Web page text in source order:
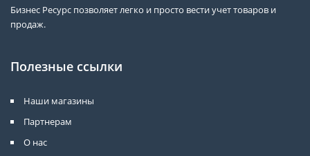
Бизнес Ресурс позволяет легко и просто вести учет товаров и
продаж.
Полезные ссылки
Наши магазины
Партнерам
О нас